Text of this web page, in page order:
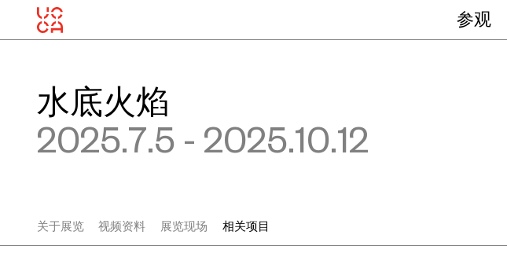
参观
水底火焰
2025.7.5 - 2025.10.12
关于展览 视频资料 展览现场 相关项目